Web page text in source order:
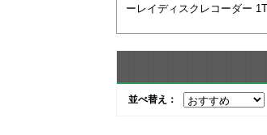
ーレイディスクレコーダー
並べ替え：